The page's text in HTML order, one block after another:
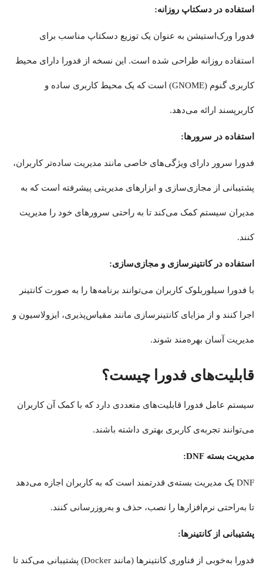
استفاده در دسکتاپ روزانه:
فدورا ورک‌استیشن به عنوان یک توزیع دسکتاپ مناسب برای
استفاده روزانه طراحی شده است. این نسخه از فدورا دارای محیط
کاربری گنوم (GNOME) است که یک محیط کاربری ساده و
کاربرپسند ارائه می‌دهد.
استفاده در سرورها:
فدورا سرور دارای ویژگی‌های خاصی مانند مدیریت ساده‌تر کاربران،
پشتیبانی از مجازی‌سازی و ابزارهای مدیریتی پیشرفته است که به
مدیران سیستم کمک می‌کند تا به راحتی سرورهای خود را مدیریت
کنند.
استفاده در کانتینرسازی و مجازی‌سازی:
با فدورا سیلوربلوک کاربران می‌توانند برنامه‌ها را به صورت کانتینر
اجرا کنند و از مزایای کانتینرسازی مانند مقیاس‌پذیری، ایزولاسیون و
مدیریت آسان بهره‌مند شوند.
قابلیت‌های فدورا چیست؟
سیستم‌ عامل فدورا قابلیت‌های متعددی دارد که با کمک آن کاربران
می‌توانند تجربه‌ی کاربری بهتری داشته باشند.
مدیریت بسته DNF:
DNF یک مدیریت بسته‌ی قدرتمند است که به کاربران اجازه می‌دهد
تا به‌راحتی نرم‌افزارها را نصب، حذف و به‌روزرسانی کنند.
پشتیبانی از کانتینرها:
فدورا به‌خوبی از فناوری کانتینرها (مانند Docker) پشتیبانی می‌کند تا